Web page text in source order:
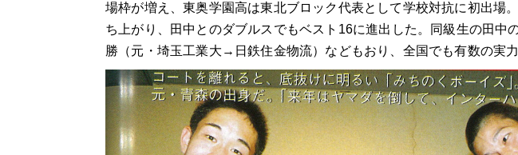
場枠が増え、東奥学園高は東北ブロック代表として学校対抗に初出場
ち上がり、田中とのダブルスでもベスト16に進出した。同級生の田中
勝（元・埼玉工業大→日鉄住金物流）などもおり、全国でも有数の実力